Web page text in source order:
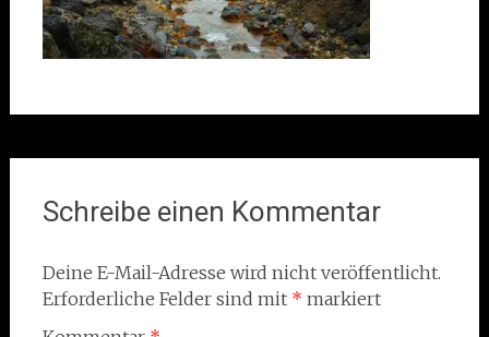
Schreibe einen Kommentar
Deine E-Mail-Adresse wird nicht veröffentlicht.
Erforderliche Felder sind mit * markiert